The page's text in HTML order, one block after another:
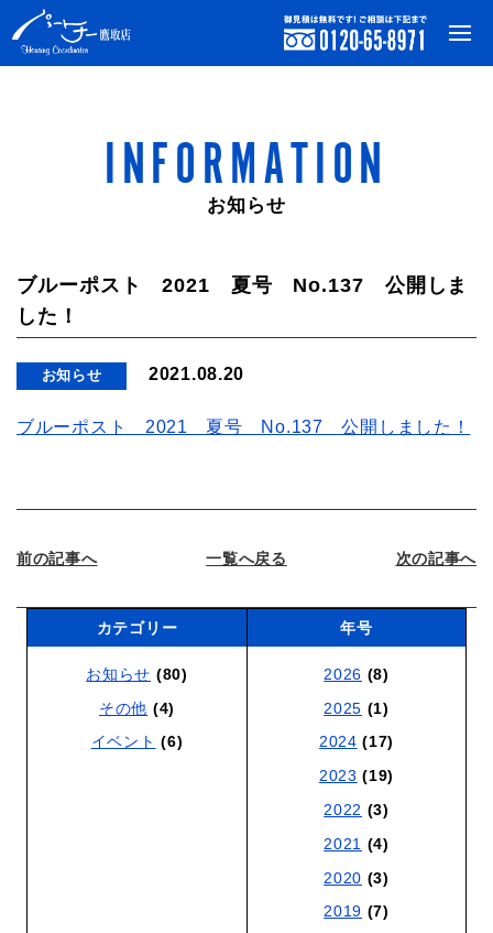
INFORMATION
お知らせ
ブルーポスト 2021 夏号 No.137 公開しま
した！
お知らせ 2021.08.20
ブルーポスト 2021 夏号 No.137 公開しました！
前の記事へ 一覧へ戻る 次の記事へ
カテゴリー
お知らせ (80)
その他 (4)
イベント (6)
年号
2026 (8)
2025 (1)
2024 (17)
2023 (19)
2022 (3)
2021 (4)
2020 (3)
2019 (7)